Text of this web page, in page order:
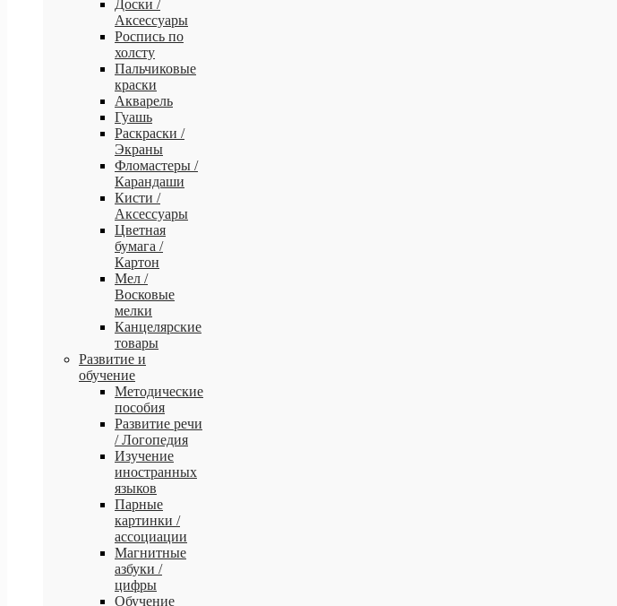
Доски /
Аксессуары
Роспись по
холсту
Пальчиковые
краски
Акварель
Гуашь
Раскраски /
Экраны
Фломастеры /
Карандаши
Кисти /
Аксессуары
Цветная
бумага /
Картон
Мел /
Восковые
мелки
Канцелярские
товары
Развитие и
обучение
Методические
пособия
Развитие речи
/ Логопедия
Изучение
иностранных
языков
Парные
картинки /
ассоциации
Магнитные
азбуки /
цифры
Обучение